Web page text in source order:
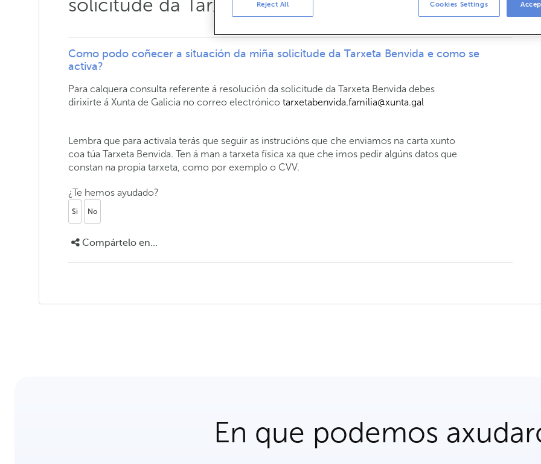
solicitude da Tarxeta Benvida e como se activa?
Como podo coñecer a situación da miña solicitude da Tarxeta Benvida e como se
activa?
Para calquera consulta referente á resolución da solicitude da Tarxeta Benvida debes
dirixirte á Xunta de Galicia no correo electrónico tarxetabenvida.familia@xunta.gal
Lembra que para activala terás que seguir as instrucións que che enviamos na carta xunto
coa túa Tarxeta Benvida. Ten á man a tarxeta física xa que che imos pedir algúns datos que
constan na propia tarxeta, como por exemplo o CVV.
¿Te hemos ayudado?
Si No
Compártelo en...
En que podemos
Reject All Cookies Settings